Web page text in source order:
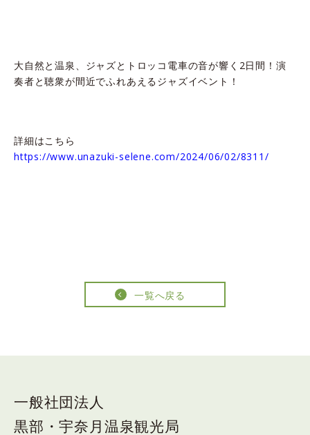
大自然と温泉、ジャズとトロッコ電車の音が響く2日間！演
奏者と聴衆が間近でふれあえるジャズイベント！
詳細はこちら
https://www.unazuki-selene.com/2024/06/02/8311/
一覧へ戻る
一般社団法人
黒部・宇奈月温泉観光局